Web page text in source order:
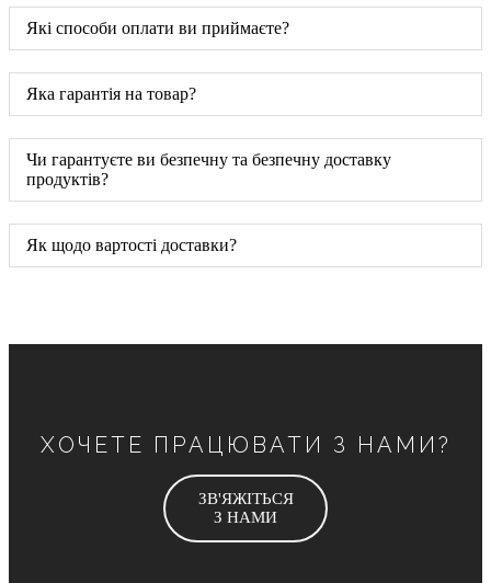
Які способи оплати ви приймаєте?
Яка гарантія на товар?
Чи гарантуєте ви безпечну та безпечну доставку
продуктів?
Як щодо вартості доставки?
ХОЧЕТЕ ПРАЦЮВАТИ З НАМИ?
ЗВ'ЯЖІТЬСЯ
З НАМИ